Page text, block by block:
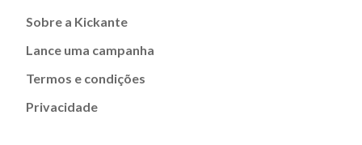
Sobre a Kickante
Lance uma campanha
Termos e condições
Privacidade